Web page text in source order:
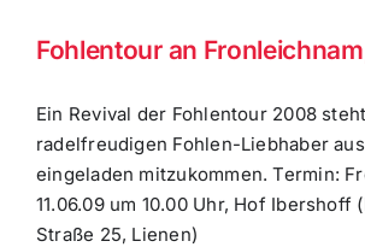
Fohlentour an
Ein Revival der Fohlentour 2008
radelfreudigen Fohlen-Liebhaber
eingeladen mitzukommen. Termin:
11.06.09 um 10.00 Uhr, Hof Ibershoff
Straße 25, Lienen)